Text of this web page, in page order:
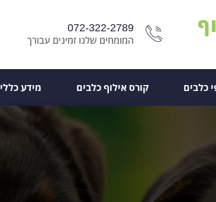
072-322-2789
המומחים שלנו זמינים עבורך
כלבים קורס אילוף כלבים מידע כללי